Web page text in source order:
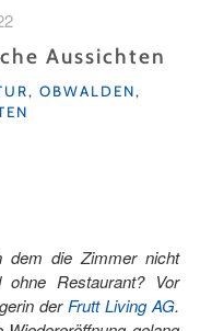
Aussichten
, OBWALDEN,
dem die Zimmer nicht
ohne Restaurant? Vor
der Frutt Living AG.